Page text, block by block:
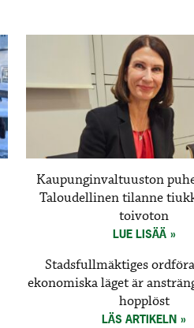
Kaupunginvaltuuston
Taloudellinen tilanne
toivoton
LUE LISÄÄ
Stadsfullmäktiges
ekonomiska läget är
hopplöst
LÄS ARTIKELN